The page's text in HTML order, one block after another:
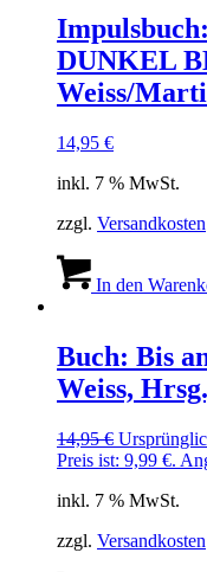
DUNKEL
Weiss/
14,95 €
inkl. 7 % MwSt.
zzgl. Versandkosten
In den
Buch: Bis
Weiss,
14,95€
Preis ist: 9,99 €.
inkl. 7 % MwSt.
zzgl. Versandkosten